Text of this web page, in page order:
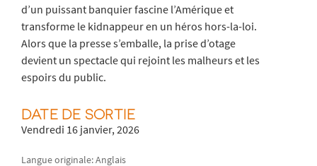
d’un puissant banquier fascine l’Amérique et
transforme le kidnappeur en un héros hors-la-loi.
Alors que la presse s’emballe, la prise d’otage
devient un spectacle qui rejoint les malheurs et les
espoirs du public.
DATE DE SORTIE
Vendredi 16 janvier, 2026
Langue originale: Anglais